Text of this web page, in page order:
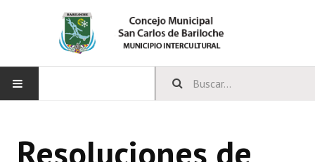
CONCEJO
Resoluciones de